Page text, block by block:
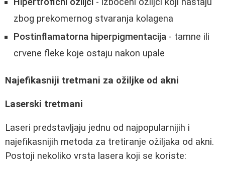
zbog prekomernog stvaranja kolagena
Postinflamatorna hiperpigmentacija - tamne ili
crvene fleke koje ostaju nakon upale
Najefikasniji tretmani za ožiljke od akni
Laserski tretmani
Laseri predstavljaju jednu od najpopularnijih i
najefikasnijih metoda za tretiranje ožiljaka od akni.
Postoji nekoliko vrsta lasera koji se koriste: